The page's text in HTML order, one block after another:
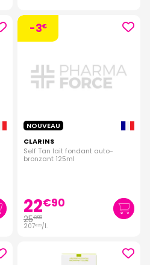
-3€
NOUVEAU
CLARINS
Self Tan lait fondant auto-
bronzant 125ml
22€90
25€90
207€20/l.